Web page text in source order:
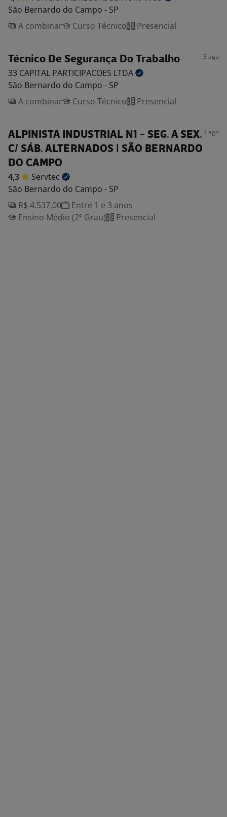
São Bernardo do Campo - SP
A combinar
Curso Técnico Presencial
Técnico De Segurança Do Trabalho 3 ago
33 CAPITAL PARTICIPACOES LTDA
São Bernardo do Campo - SP
A combinar
Curso Técnico Presencial
ALPINISTA INDUSTRIAL N1 - SEG. A SEX.
C/ SÁB. ALTERNADOS | SÃO BERNARDO
DO CAMPO
3 ago
4,3
Servtec
São Bernardo do Campo - SP
R$ 4.537,00
Entre 1 e 3 anos
Ensino Médio (2º Grau)
Presencial